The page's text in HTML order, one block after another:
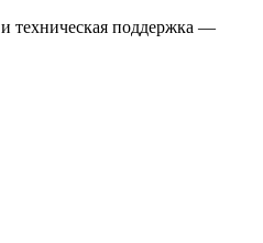
и техническая поддержка —